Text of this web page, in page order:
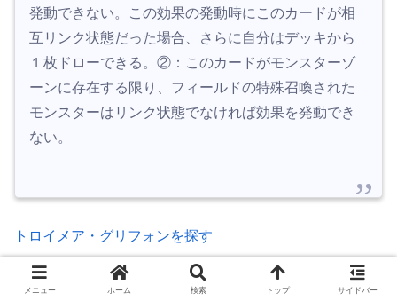
発動できない。この効果の発動時にこのカードが相
互リンク状態だった場合、さらに自分はデッキから
１枚ドローできる。②：このカードがモンスターゾ
ーンに存在する限り、フィールドの特殊召喚された
モンスターはリンク状態でなければ効果を発動でき
ない。
トロイメア・グリフォンを探す
カード名が異なるモンスター２体以上でリンク召喚できま
メニュー ホーム 検索 トップ サイドバー